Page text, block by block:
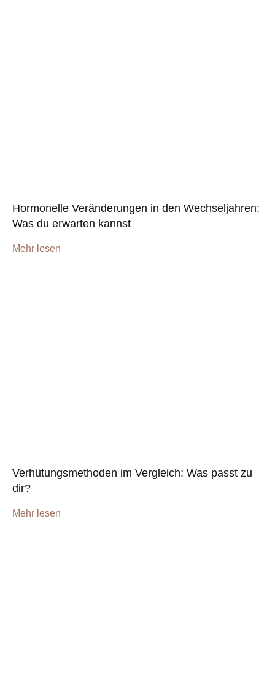
Hormonelle Veränderungen in den Wechseljahren:
Was du erwarten kannst
Mehr lesen
Verhütungsmethoden im Vergleich: Was passt zu
dir?
Mehr lesen